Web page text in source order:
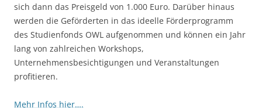
sich dann das Preisgeld von 1.000 Euro. Darüber hinaus
werden die Geförderten in das ideelle Förderprogramm
des Studienfonds OWL aufgenommen und können ein Jahr
lang von zahlreichen Workshops,
Unternehmensbesichtigungen und Veranstaltungen
profitieren.
Mehr Infos hier….